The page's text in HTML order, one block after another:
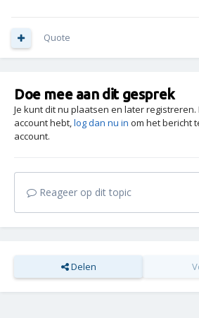
Quote
Doe mee aan dit gesprek
Je kunt dit nu plaatsen en later
account hebt,log dan nu in om het bericht
account.
Reageer op dit topic
Delen